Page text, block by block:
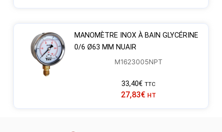
MANOMÈTRE INOX À BAIN GLYCÉRINE
0/6 Ø63 MM NUAIR
M1623005NPT
33,40€ TTC
27,83€ HT